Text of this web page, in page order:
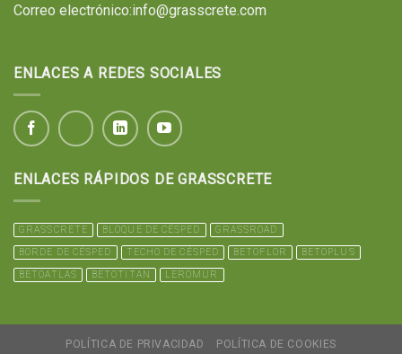
Correo electrónico:info@grasscrete.com
ENLACES A REDES SOCIALES
ENLACES RÁPIDOS DE GRASSCRETE
GRASSCRETE BLOQUE DE CÉSPED
GRASSROAD
BORDE DE CÉSPED
TECHO DE CÉSPED BETOFLOR
BETOPLUS
BETOATLAS
BETOTITAN LEROMUR
POLÍTICA DE PRIVACIDAD POLÍTICA DE COOKIES